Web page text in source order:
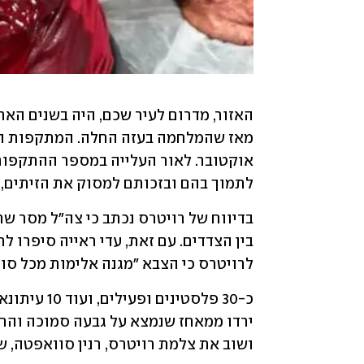
לתמוך בהם ובזכותם למסוק את
לרויטרס כי הצבא "מגנה אלימות מכל
ושוב את צלמת רויטרס, רנין